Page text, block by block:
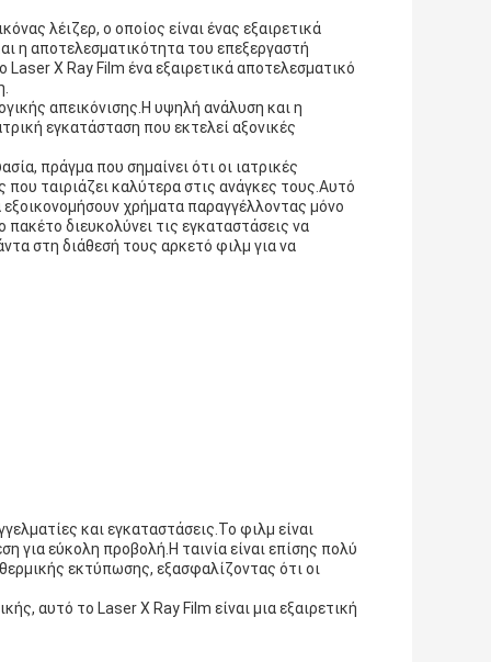
λέιζερ, ο οποίος είναι ένας εξαιρετικά
η αποτελεσματικότητα του επεξεργαστή
X Ray Film ένα εξαιρετικά αποτελεσματικό
απεικόνισης.Η υψηλή ανάλυση και η
εγκατάσταση που εκτελεί αξονικές
πράγμα που σημαίνει ότι οι ιατρικές
ταιριάζει καλύτερα στις ανάγκες τους.Αυτό
χρήματα παραγγέλλοντας μόνο
διευκολύνει τις εγκαταστάσεις να
στη διάθεσή τους αρκετό φιλμ για να
και εγκαταστάσεις.Το φιλμ είναι
για εύκολη προβολή.Η ταινία είναι επίσης πολύ
εκτύπωσης, εξασφαλίζοντας ότι οι
αυτό το Laser X Ray Film είναι μια εξαιρετική